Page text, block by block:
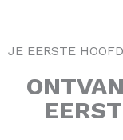
g
r
a
m
o
o
k
-
JE EERSTE